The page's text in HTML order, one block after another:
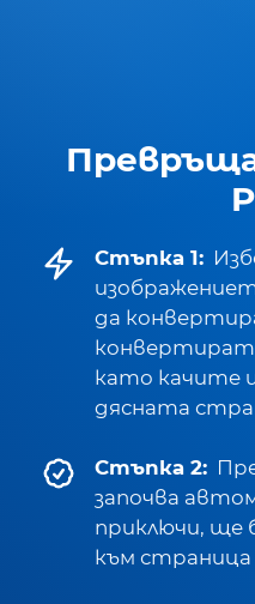
Стъпка 1:
да
като качите
дясната
Стъпка 2:
започва
приключи, ще
към страница